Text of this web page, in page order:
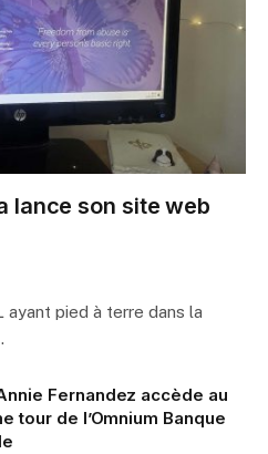
lance son site web
ayant pied à terre dans la
Fernandez accède au
tour de l’Omnium Banque